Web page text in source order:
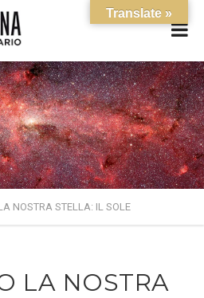
NOSTRA STELLA: IL SOLE
LA NOSTRA
Translate »